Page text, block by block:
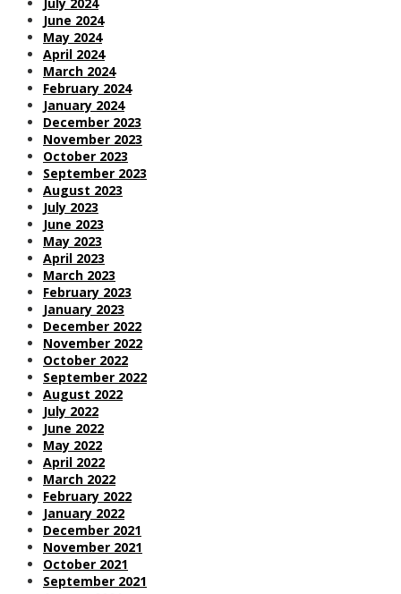
June 2024
May 2024
April 2024
March 2024
February 2024
January 2024
December 2023
November 2023
October 2023
September 2023
August 2023
July 2023
June 2023
May 2023
April 2023
March 2023
February 2023
January 2023
December 2022
November 2022
October 2022
September 2022
August 2022
July 2022
June 2022
May 2022
April 2022
March 2022
February 2022
January 2022
December 2021
November 2021
October 2021
September 2021